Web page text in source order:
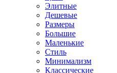
Элитные
Дешевые
Размеры
Большие
Маленькие
Стиль
Минимализм
Классические